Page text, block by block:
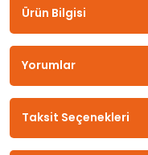
Ürün Bilgisi
Yorumlar
Taksit Seçenekleri